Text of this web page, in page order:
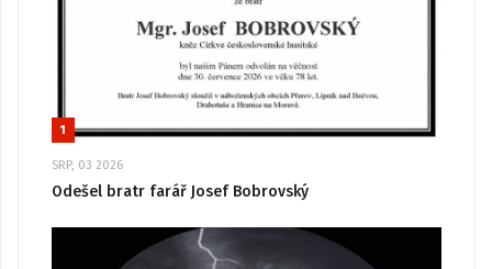
1
SRP, 03 2026
Odešel bratr farář Josef Bobrovský